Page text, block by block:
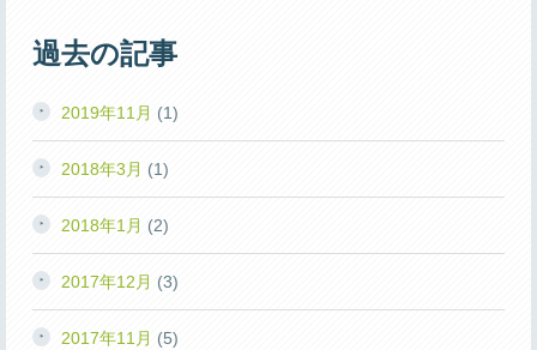
過去の記事
2019年11月 (1)
2018年3月 (1)
2018年1月 (2)
2017年12月 (3)
2017年11月 (5)